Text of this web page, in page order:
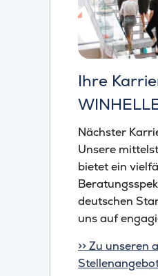
Ihre
Nächster
Unsere
bietet ein
deutschen
uns auf
>> Zu unseren